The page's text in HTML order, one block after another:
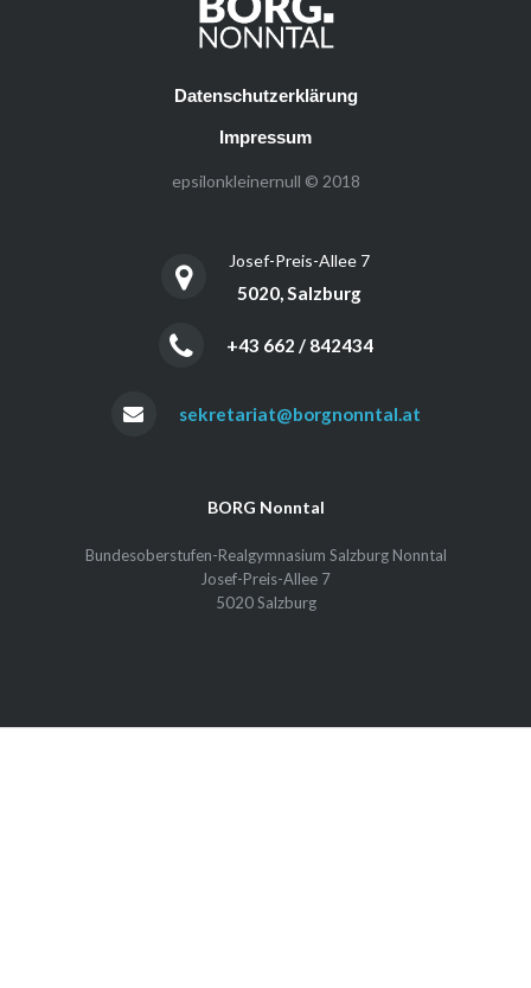
Datenschutzerklärung
Impressum
epsilonkleinernull © 2018
Josef-Preis-Allee 7
5020, Salzburg
+43 662 / 842434
sekretariat@borgnonntal.at
BORG Nonntal
Bundesoberstufen-Realgymnasium Salzburg Nonntal
Josef-Preis-Allee 7
5020 Salzburg